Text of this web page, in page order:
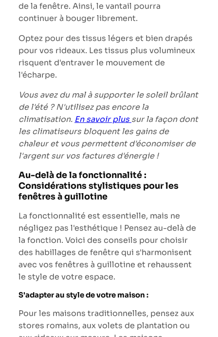
de la fenêtre. Ainsi, le vantail pourra
continuer à bouger librement.
Optez pour des tissus légers et bien drapés
pour vos rideaux. Les tissus plus volumineux
risquent d'entraver le mouvement de
l'écharpe.
Vous avez du mal à supporter le soleil brûlant
de l'été ? N'utilisez pas encore la
climatisation. En savoir plussur la façon dont
les climatiseurs bloquent les gains de
chaleur et vous permettent d'économiser de
l'argent sur vos factures d'énergie !
Au-delà de la fonctionnalité :
Considérations stylistiques pour les
fenêtres à guillotine
La fonctionnalité est essentielle, mais ne
négligez pas l'esthétique ! Pensez au-delà de
la fonction. Voici des conseils pour choisir
des habillages de fenêtre qui s'harmonisent
avec vos fenêtres à guillotine et rehaussent
le style de votre espace.
S'adapter au style de votre maison :
Pour les maisons traditionnelles, pensez aux
stores romains, aux volets de plantation ou